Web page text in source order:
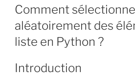
LE
Comment
aléatoirement des
liste en Python ?
Introduction